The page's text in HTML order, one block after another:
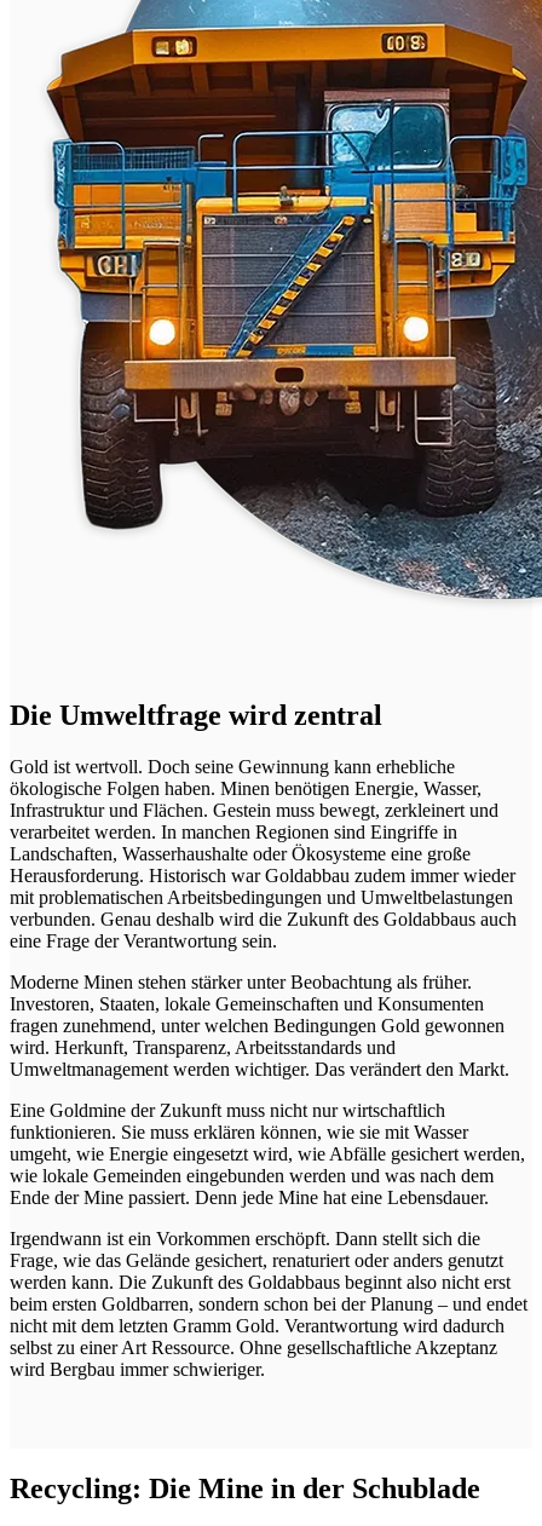
Die Umweltfrage wird zentral
Gold ist wertvoll. Doch seine Gewinnung kann erhebliche
ökologische Folgen haben. Minen benötigen Energie, Wasser,
Infrastruktur und Flächen. Gestein muss bewegt, zerkleinert und
verarbeitet werden. In manchen Regionen sind Eingriffe in
Landschaften, Wasserhaushalte oder Ökosysteme eine große
Herausforderung. Historisch war Goldabbau zudem immer wieder
mit problematischen Arbeitsbedingungen und Umweltbelastungen
verbunden. Genau deshalb wird die Zukunft des Goldabbaus auch
eine Frage der Verantwortung sein.
Moderne Minen stehen stärker unter Beobachtung als früher.
Investoren, Staaten, lokale Gemeinschaften und Konsumenten
fragen zunehmend, unter welchen Bedingungen Gold gewonnen
wird. Herkunft, Transparenz, Arbeitsstandards und
Umweltmanagement werden wichtiger. Das verändert den Markt.
Eine Goldmine der Zukunft muss nicht nur wirtschaftlich
funktionieren. Sie muss erklären können, wie sie mit Wasser
umgeht, wie Energie eingesetzt wird, wie Abfälle gesichert werden,
wie lokale Gemeinden eingebunden werden und was nach dem
Ende der Mine passiert. Denn jede Mine hat eine Lebensdauer.
Irgendwann ist ein Vorkommen erschöpft. Dann stellt sich die
Frage, wie das Gelände gesichert, renaturiert oder anders genutzt
werden kann. Die Zukunft des Goldabbaus beginnt also nicht erst
beim ersten Goldbarren, sondern schon bei der Planung – und endet
nicht mit dem letzten Gramm Gold. Verantwortung wird dadurch
selbst zu einer Art Ressource. Ohne gesellschaftliche Akzeptanz
wird Bergbau immer schwieriger.
Recycling: Die Mine in der Schublade